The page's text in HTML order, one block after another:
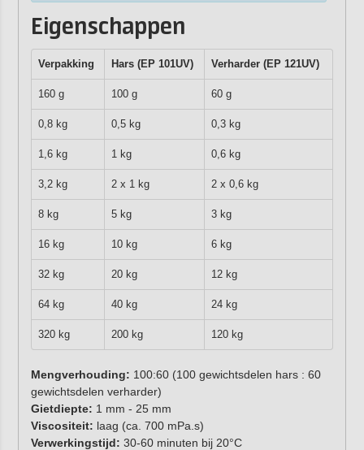
Eigenschappen
Verpakking Hars (EP 101UV) Verharder (EP 121UV)
160 g 100 g 60 g
0,8 kg 0,5 kg 0,3 kg
1,6 kg 1 kg 0,6 kg
3,2 kg 2 x 1 kg 2 x 0,6 kg
8 kg 5 kg 3 kg
16 kg 10 kg 6 kg
32 kg 20 kg 12 kg
64 kg 40 kg 24 kg
320 kg 200 kg 120 kg
Mengverhouding: 100:60 (100 gewichtsdelen hars : 60
gewichtsdelen verharder)
Gietdiepte: 1 mm - 25 mm
Viscositeit: laag (ca. 700 mPa.s)
Verwerkingstijd: 30-60 minuten bij 20°C